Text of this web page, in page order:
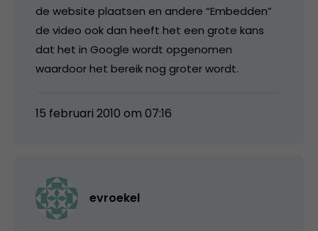
de website plaatsen en andere “Embedden”
de video ook dan heeft het een grote kans
dat het in Google wordt opgenomen
waardoor het bereik nog groter wordt.
15 februari 2010 om 07:16
evroekel